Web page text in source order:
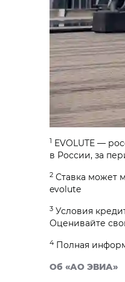
1 EVOLUTE —
в России, за
2 Ставка может
evolute
3 Условия
Оценивайте
4 Полная
Об «АО ЭВИА»